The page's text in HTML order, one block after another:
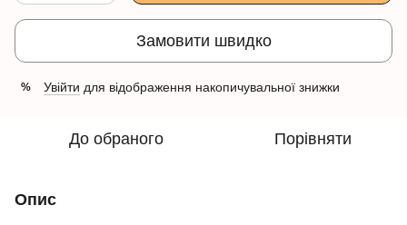
Замовити швидко
% Увійти для відображення накопичувальної знижки
До обраного Порівняти
Опис